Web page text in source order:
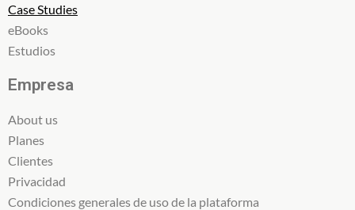
Case Studies
eBooks
Estudios
Empresa
About us
Planes
Clientes
Privacidad
Condiciones generales de uso de la plataforma